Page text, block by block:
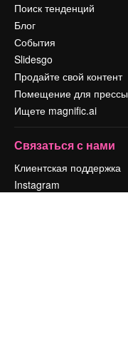
Поиск тенденций
Блог
События
Slidesgo
Продайте свой контент
Помещение для прессы
Ищете magnific.ai
Связаться с нами
Клиентская поддержка
Instagram